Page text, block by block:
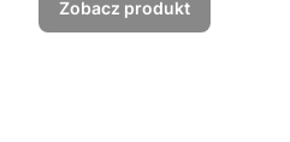
Zobacz produkt